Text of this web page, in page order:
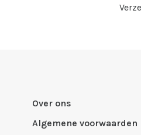
Over ons
Algemene voorwaarden